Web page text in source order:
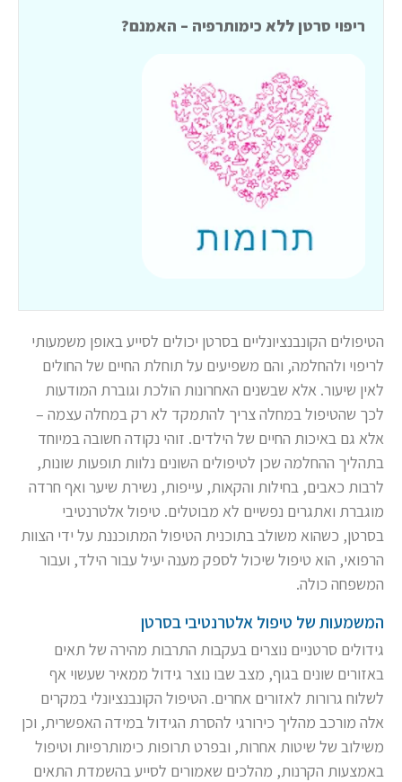
ריפוי סרטן ללא כימותרפיה – האמנם?
הטיפולים הקונבנציונליים בסרטן יכולים לסייע באופן משמעותי
לריפוי ולהחלמה, והם משפיעים על תוחלת החיים של החולים
לאין שיעור. אלא שבשנים האחרונות הולכת וגוברת המודעות
לכך שהטיפול במחלה צריך להתמקד לא רק במחלה עצמה –
אלא גם באיכות החיים של הילדים. זוהי נקודה חשובה במיוחד
בתהליך ההחלמה שכן לטיפולים השונים נלוות תופעות שונות,
לרבות כאבים, בחילות והקאות, עייפות, נשירת שיער ואף חרדה
מוגברת ואתגרים נפשיים לא מבוטלים. טיפול אלטרנטיבי
בסרטן, כשהוא משולב בתוכנית הטיפול המתוכננת על ידי הצוות
הרפואי, הוא טיפול שיכול לספק מענה יעיל עבור הילד, ועבור
המשפחה כולה.
המשמעות של טיפול אלטרנטיבי בסרטן
גידולים סרטניים נוצרים בעקבות התרבות מהירה של תאים
באזורים שונים בגוף, מצב שבו נוצר גידול ממאיר שעשוי אף
לשלוח גרורות לאזורים אחרים. הטיפול הקונבנציונלי במקרים
אלה מורכב מהליך כירורגי להסרת הגידול במידה האפשרית, וכן
משילוב של שיטות אחרות, ובפרט תרופות כימותרפיות וטיפול
באמצעות הקרנות, מהלכים שאמורים לסייע בהשמדת התאים